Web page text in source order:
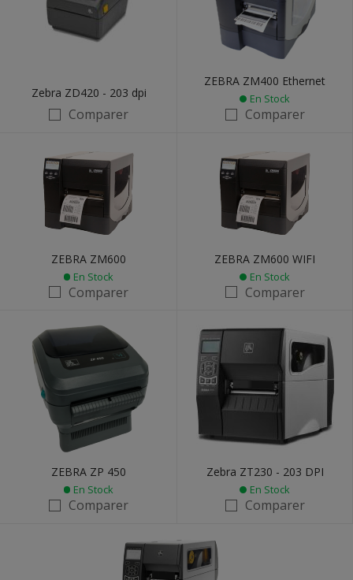
Zebra ZD420 - 203 dpi
Comparer
ZEBRA ZM400 Ethernet
En Stock
Comparer
ZEBRA ZM600
En Stock
Comparer
ZEBRA ZM600 WIFI
En Stock
Comparer
ZEBRA ZP 450
En Stock
Comparer
Zebra ZT230 - 203 DPI
En Stock
Comparer